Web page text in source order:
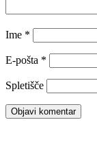
Ime *
E-pošta *
Spletišče